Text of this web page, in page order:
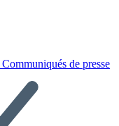
Communiqués de presse